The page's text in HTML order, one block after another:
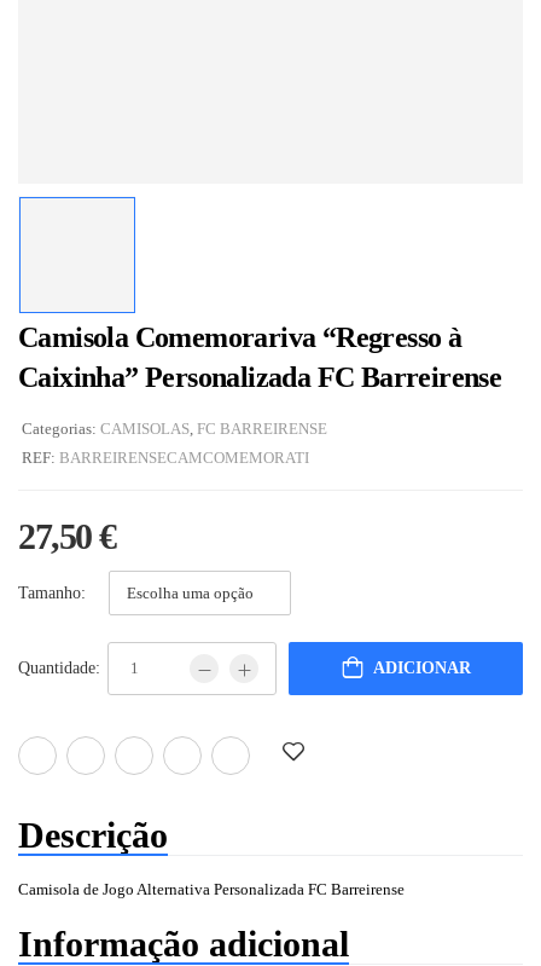
Camisola Comemorariva “Regresso à
Caixinha” Personalizada FC Barreirense
Categorias: CAMISOLAS, FC BARREIRENSE
REF: BARREIRENSECAMCOMEMORATI
27,50€
Tamanho:
Quantidade: ADICIONAR
Descrição
Camisola de Jogo Alternativa Personalizada FC Barreirense
Informação adicional